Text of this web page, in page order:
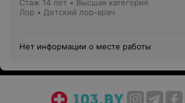
Стаж 14 лет • Высшая категория
Лор • Детский лор-врач
Нет информации о месте работы